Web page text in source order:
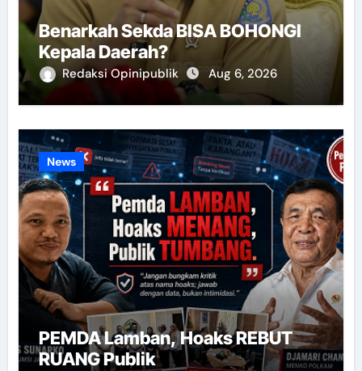
Benarkah Sekda BISA BOHONGI
Kepala Daerah?
Redaksi Opinipublik Aug 6, 2026
News
PEMDA Lamban, Hoaks REBUT
RUANG Publik